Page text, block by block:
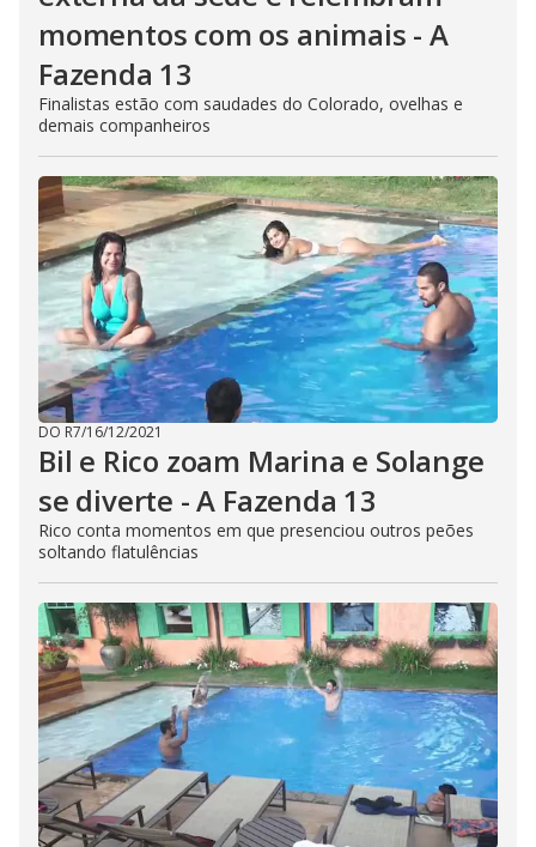
momentos com os animais - A
Fazenda 13
Finalistas estão com saudades do Colorado, ovelhas e
demais companheiros
DO R7/16/12/2021
Bil e Rico zoam Marina e Solange
se diverte - A Fazenda 13
Rico conta momentos em que presenciou outros peões
soltando flatulências